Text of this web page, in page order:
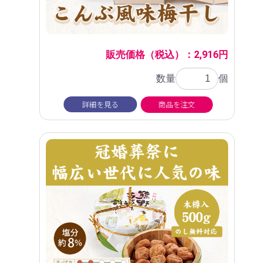
販売価格（税込）：2,916円
数量 個
詳細を見る 商品を注文